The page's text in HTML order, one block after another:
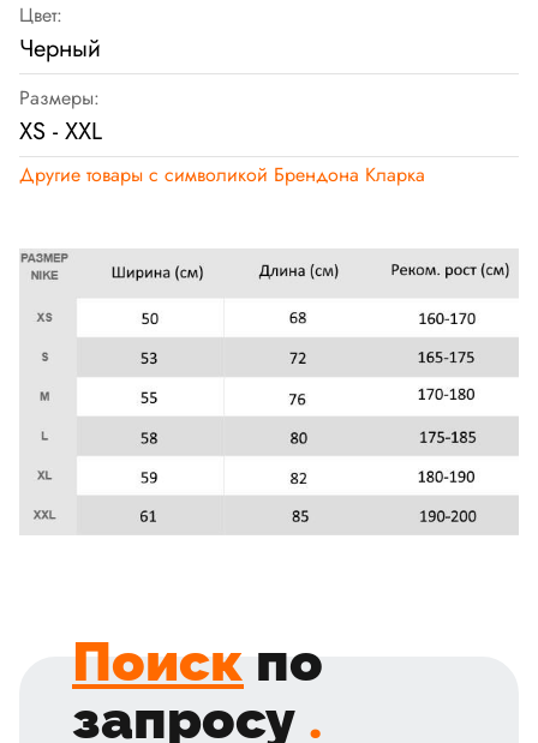
Цвет:
Черный
Размеры:
XS - XXL
Другие товары с символикой Брендона Кларка
Поиск по
запросу .